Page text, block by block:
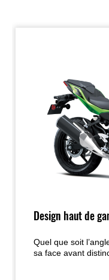
Design haut de
Quel que soit
sa face avant